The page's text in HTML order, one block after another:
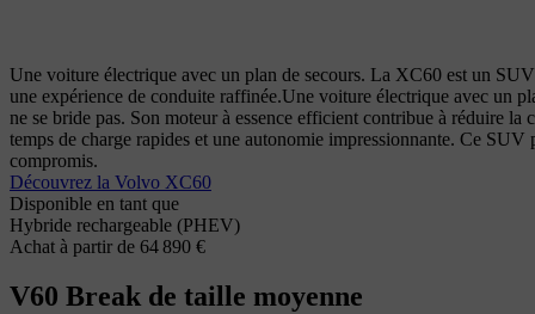
Une voiture électrique avec un plan de secours. La XC60 est un
une expérience de conduite raffinée.Une voiture électrique avec un
ne se bride pas. Son moteur à essence efficient contribue à réduire
temps de charge rapides et une autonomie impressionnante. Ce
compromis.
Découvrez la Volvo XC60
Disponible en tant que
Hybride rechargeable (PHEV)
Achat à partir de 64 890 €
V60 Break de taille moyenne